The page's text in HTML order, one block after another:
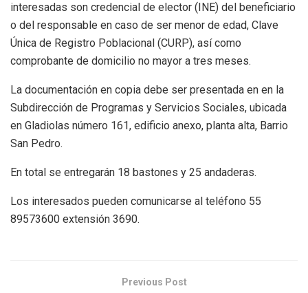
interesadas son credencial de elector (INE) del beneficiario
o del responsable en caso de ser menor de edad, Clave
Única de Registro Poblacional (CURP), así como
comprobante de domicilio no mayor a tres meses.
La documentación en copia debe ser presentada en en la
Subdirección de Programas y Servicios Sociales, ubicada
en Gladiolas número 161, edificio anexo, planta alta, Barrio
San Pedro.
En total se entregarán 18 bastones y 25 andaderas.
Los interesados pueden comunicarse al teléfono 55
89573600 extensión 3690.
Previous Post